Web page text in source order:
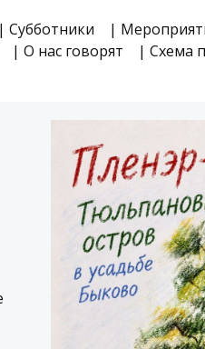
| Субботники |
| О нас говорят
| Схема